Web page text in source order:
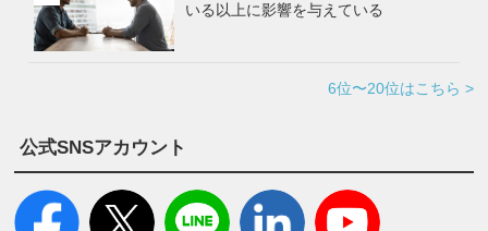
いる以上に影響を与えている
6位〜20位はこちら >
公式SNSアカウント